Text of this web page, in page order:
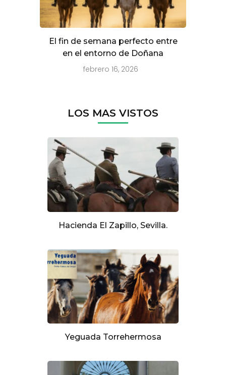
El fin de semana perfecto entre
en el entorno de Doñana
febrero 16, 2026
LOS MAS VISTOS
Hacienda El Zapillo, Sevilla.
Yeguada Torrehermosa